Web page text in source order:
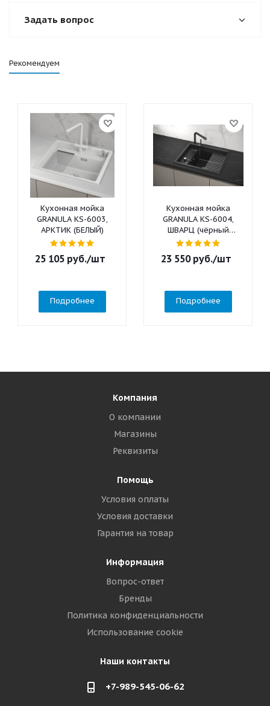
Задать вопрос
Рекомендуем
Кухонная мойка
GRANULA KS-6003,
АРКТИК (БЕЛЫЙ)
25 105 руб./шт
Подробнее
Кухонная мойка
GRANULA KS-6004,
ШВАРЦ (чёрный
металлик)
23 550руб./шт
Подробнее
Компания
О компании
Магазины
Реквизиты
Помощь
Условия оплаты
Условия доставки
Гарантия на товар
Информация
Вопрос-ответ
Бренды
Политика конфиденциальности
Использование cookie
Наши контакты
+7-989-545-06-62